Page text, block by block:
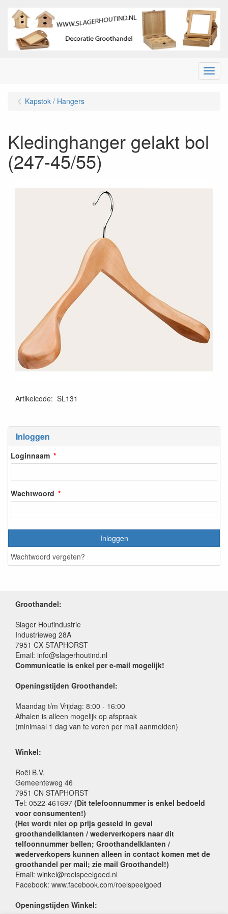
Menu
Inloggen
Loginnaam
Wachtwoord
Inloggen
Wachtwoord vergeten?
Kapstok / Hangers
Kledinghanger gelakt bol
(247-45/55)
Artikelcode: SL131
Groothandel:
Slager Houtindustrie
Industrieweg 28A
7951 CX STAPHORST
Email: info@slagerhoutind.nl
Communicatie is enkel per e-mail mogelijk!
Openingstijden Groothandel:
Maandag t/m Vrijdag: 8:00 - 16:00
Afhalen is alleen mogelijk op afspraak
(minimaal 1 dag van te voren per mail aanmelden)
Winkel:
Roël B.V.
Gemeenteweg 46
7951 CN STAPHORST
Tel: 0522-461697 (Dit telefoonnummer is enkel bedoeld
voor consumenten!)
(Het wordt niet op prijs gesteld in geval
groothandelklanten / wederverkopers naar dit
telfoonnummer bellen; Groothandelklanten /
wederverkopers kunnen alleen in contact komen met de
groothandel per mail; zie mail Groothandel!)
Email: winkel@roelspeelgoed.nl
Facebook: www.facebook.com/roelspeelgoed
Openingstijden Winkel: